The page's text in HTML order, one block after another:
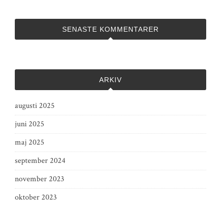
SENASTE KOMMENTARER
ARKIV
augusti 2025
juni 2025
maj 2025
september 2024
november 2023
oktober 2023